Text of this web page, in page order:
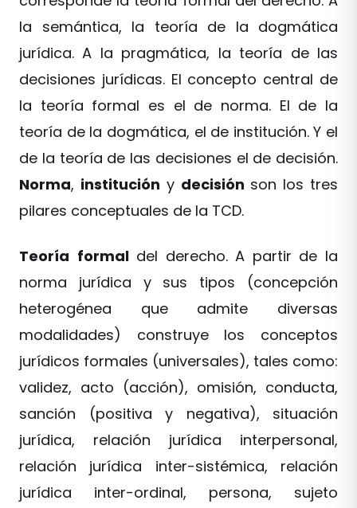
la semántica, la teoría de la dogmática
jurídica. A la pragmática, la teoría de las
decisiones jurídicas. El concepto central de
la teoría formal es el de norma. El de la
teoría de la dogmática, el de institución. Y el
de la teoría de las decisiones el de decisión.
Norma, institución y decisión son los tres
pilares conceptuales de la TCD.
Teoría formaldel derecho. A partir de la
norma jurídica y sus tipos (concepción
heterogénea que admite diversas
modalidades) construye los conceptos
jurídicos formales (universales), tales como:
validez, acto (acción), omisión, conducta,
sanción (positiva y negativa), situación
jurídica, relación jurídica interpersonal,
relación jurídica inter-sistémica, relación
jurídica inter-ordinal, persona, sujeto